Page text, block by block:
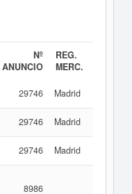
Nº
ANUNCIO
REG.
MERC.
29746 Madrid
29746 Madrid
29746 Madrid
8986